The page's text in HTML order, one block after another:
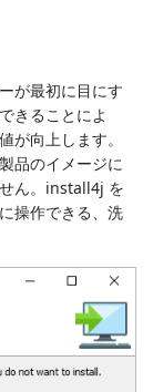
が最初に目にす
きることによ
が向上します。
品のイメージに
ん。install4j を
操作できる、洗